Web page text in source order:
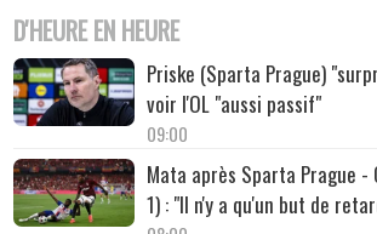
D'HEURE EN HEURE
Priske (Sparta Prague)
voir l'OL "aussi passif"
09:00
Mata après Sparta Prague -
1) : "Il n'y a qu'un but de